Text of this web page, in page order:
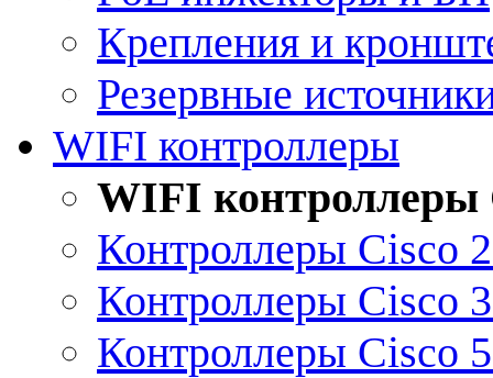
Крепления и
Резервные
WIFI контроллеры
WIFI контроллеры
Контроллеры Cisco
Контроллеры Cisco
Контроллеры Cisco